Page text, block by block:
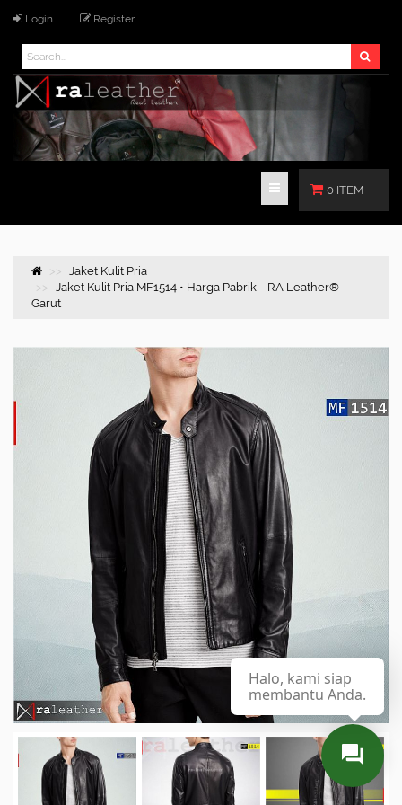
Login Register
0 ITEM
Jaket Kulit Pria
Jaket Kulit Pria MF1514 • Harga Pabrik - RA Leather®
Garut
Halo, kami siap
membantu Anda.